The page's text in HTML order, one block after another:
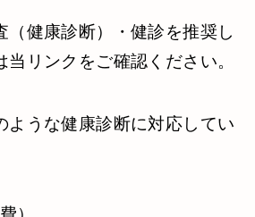
（健康診断）・健診を推奨し
リンクをご確認ください。
ような健康診断に対応してい